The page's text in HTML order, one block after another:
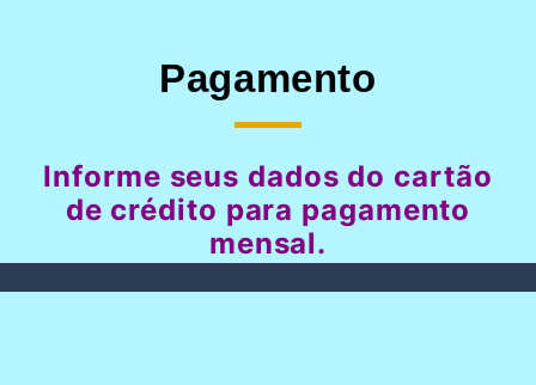
Pagamento
Informe seus dados do cartão
de crédito para pagamento
mensal.